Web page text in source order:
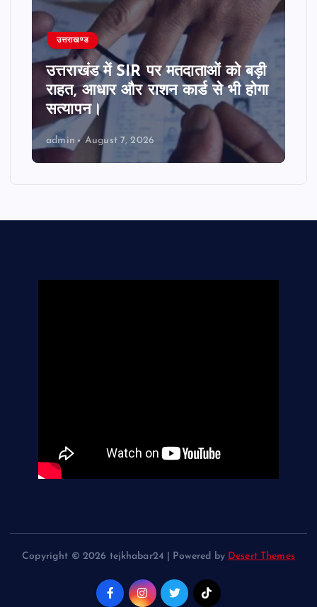
उत्तराखण्ड
उत्तराखंड में SIR पर मतदाताओं को बड़ी
राहत, आधार और राशन कार्ड से भी होगा
सत्यापन।
admin August 7, 2026
Copyright © 2026 tejkhabar24 | Powered by Desert Themes